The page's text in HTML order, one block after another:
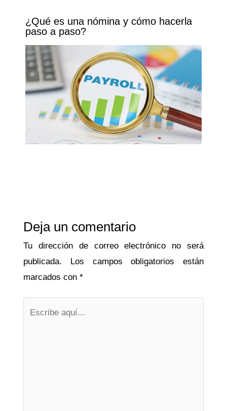
¿Qué es una nómina y cómo hacerla
paso a paso?
Deja un comentario
Tu dirección de correo electrónico no será
publicada.
Los campos obligatorios están
marcados con *